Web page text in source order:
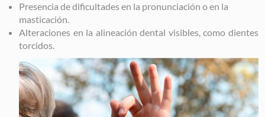
Presencia de dificultades en la pronunciación o en la
masticación.
Alteraciones en la alineación dental visibles, como dientes
torcidos.
Image